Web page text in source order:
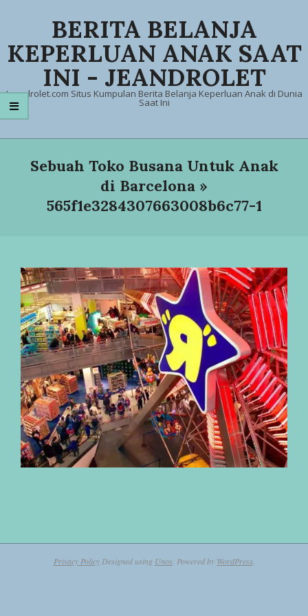
content
BERITA BELANJA
KEPERLUAN ANAK SAAT
INI - JEANDROLET
Jeandrolet.com Situs Kumpulan Berita Belanja Keperluan Anak di Dunia
Saat Ini
Primary
NavigationSebuah Toko Busana Untuk Anak
di Barcelona »
565f1e3284307663008b6c77-1
12-
Privacy PolicyDesigned using Unos . Powered by WordPress